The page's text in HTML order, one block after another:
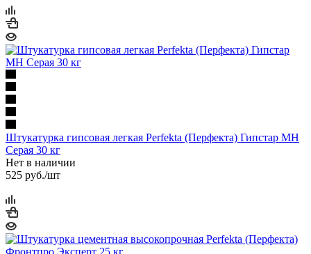
Штукатурка гипсовая легкая Perfekta (Перфекта) Гипстар МН
Серая 30 кг
Нет в наличии
525 руб./шт